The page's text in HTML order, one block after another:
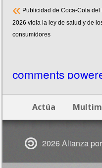
« Publicidad de Coca-Cola del
2026 viola la ley de salud y de
consumidores
comments
Actúa
2026 Alianza